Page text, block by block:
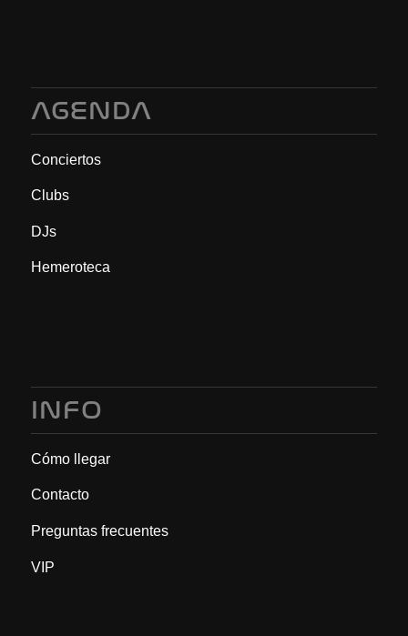
AGENDA
Conciertos
Clubs
DJs
Hemeroteca
INFO
Cómo llegar
Contacto
Preguntas frecuentes
VIP